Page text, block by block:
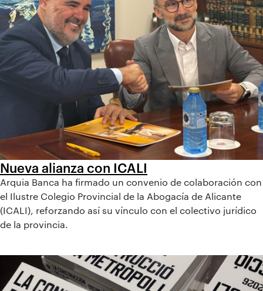
Nueva alianza con ICALI
Arquia Banca ha firmado un convenio de colaboración con
el Ilustre Colegio Provincial de la Abogacía de Alicante
(ICALI), reforzando así su vínculo con el colectivo jurídico
de la provincia.